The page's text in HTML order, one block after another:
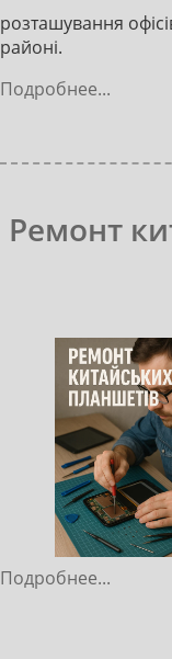
розташування
районі.
Подробнее...
Ремонт
Подробнее...